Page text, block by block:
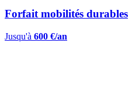
Forfait mobilités durables
Jusqu'à 600 €/an